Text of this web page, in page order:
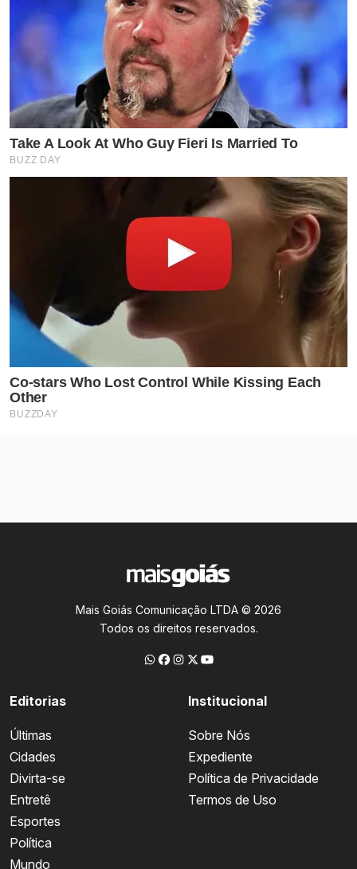
Mais Goiás Comunicação LTDA © 2026
Todos os direitos reservados.
Editorias
Últimas
Cidades
Divirta-se
Entretê
Esportes
Política
Mundo
Institucional
Sobre Nós
Expediente
Política de Privacidade
Termos de Uso